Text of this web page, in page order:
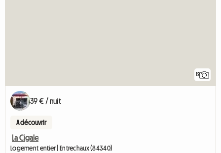
12
39 € / nuit
A découvrir
La Cigale
Logement entier | Entrechaux (84340)